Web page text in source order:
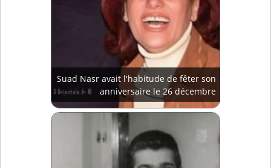
Suad Nasr avait l'habitude de fêter son
anniversaire le 26 décembre